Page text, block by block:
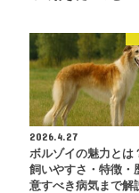
2026.4.27
ボルゾイの魅力とは
飼いやすさ・特徴・
意すべき病気まで解